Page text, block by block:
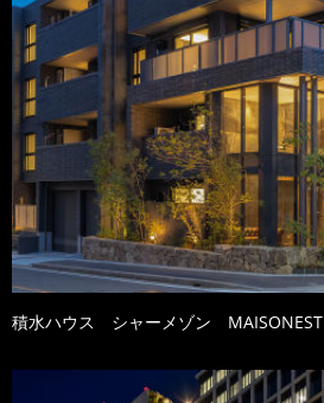
積水ハウス シャーメゾン MAISONEST